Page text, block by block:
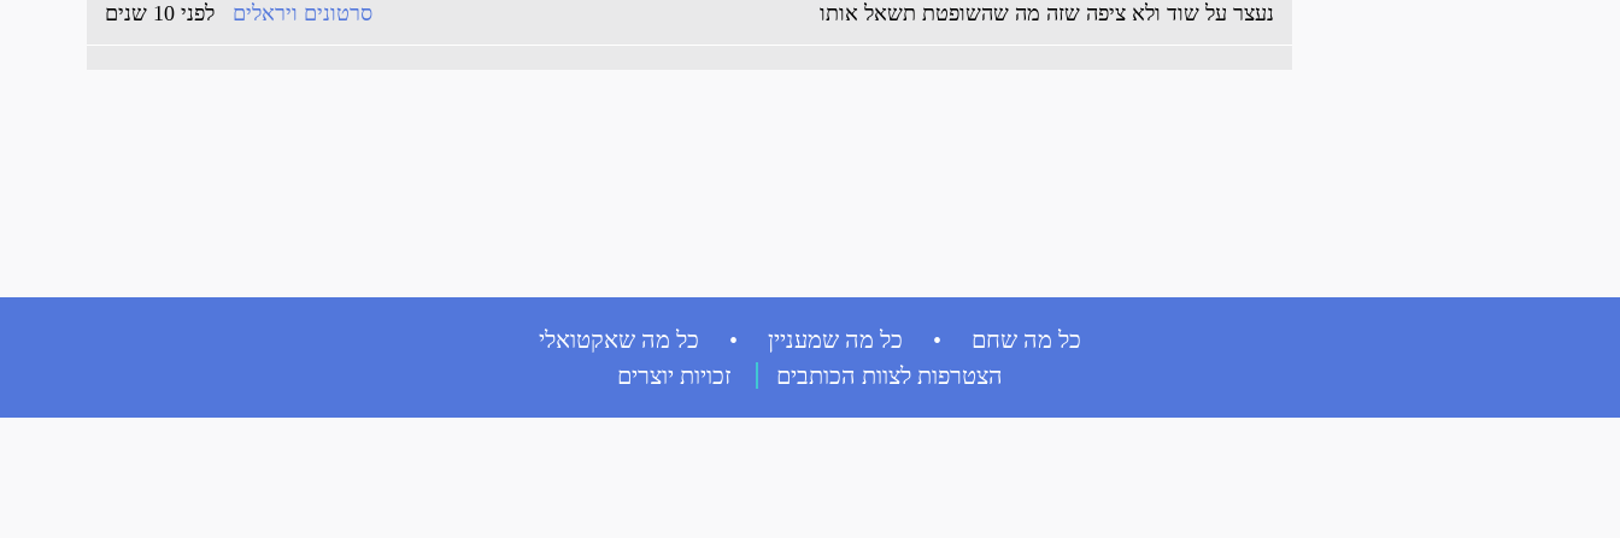
נעצר על שוד ולא ציפה שזה מה שהשופטת תשאל אותו לפני 10 שנים סרטונים ויראלים
כל מה שחם • כל מה שמעניין • כל מה שאקטואלי
הצטרפות לצוות הכותבים
זכויות יוצרים